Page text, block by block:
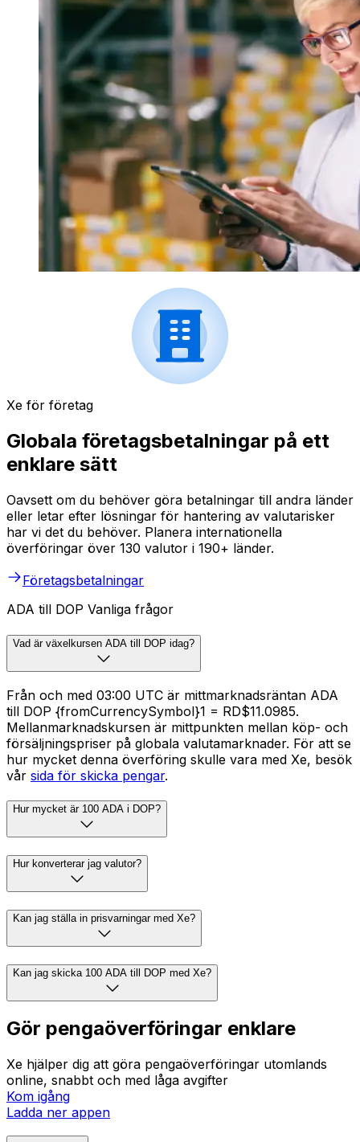
Xe för företag
Globala företagsbetalningar på ett
enklare sätt
Oavsett om du behöver göra betalningar till andra länder
eller letar efter lösningar för hantering av valutarisker
har vi det du behöver. Planera internationella
överföringar över 130 valutor i 190+ länder.
Företagsbetalningar
ADA till DOP Vanliga frågor
Vad är växelkursen ADA till DOP idag?
Från och med 03:00 UTC är mittmarknadsräntan ADA
till DOP {fromCurrencySymbol}1 = RD$11.0985.
Mellanmarknadskursen är mittpunkten mellan köp- och
försäljningspriser på globala valutamarknader. För att se
hur mycket denna överföring skulle vara med Xe, besök
vår sida för skicka pengar.
Hur mycket är 100 ADA i DOP?
Hur konverterar jag valutor?
Kan jag ställa in prisvarningar med Xe?
Kan jag skicka 100 ADA till DOP med Xe?
Gör pengaöverföringar enklare
Xe hjälper dig att göra pengaöverföringar utomlands
online, snabbt och med låga avgifter
Kom igång
Ladda ner appen